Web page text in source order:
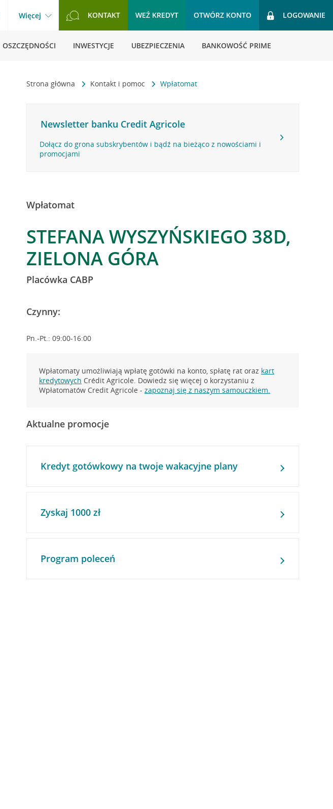
Więcej KONTAKT WEŹ KREDYT OTWÓRZ KONTO LOGOWANIE
OSZCZĘDNOŚCI INWESTYCJE UBEZPIECZENIA BANKOWOŚĆ PRIME
Strona główna Kontakt i pomoc Wpłatomat
Newsletter banku Credit Agricole
Dołącz do grona subskrybentów i bądź na bieżąco z nowościami i
promocjami
Wpłatomat
STEFANA WYSZYŃSKIEGO 38D,
ZIELONA GÓRA
Placówka CABP
Czynny:
Pn.-Pt.: 09:00-16:00
Wpłatomaty umożliwiają wpłatę gotówki na konto, spłatę rat oraz kart
kredytowych Crédit Agricole. Dowiedz się więcej o korzystaniu z
Wpłatomatów Credit Agricole -zapoznaj się z naszym samouczkiem.
Aktualne promocje
Kredyt gotówkowy na twoje wakacyjne plany
Zyskaj 1000 zł
Program poleceń